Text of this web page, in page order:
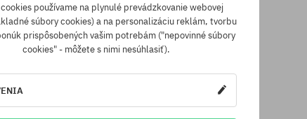
univerzálna veľkosť
používame na plynulé prevádzkovanie webovej
súbory cookies) a na personalizáciu reklám, tvorbu
prispôsobených vašim potrebám ("nepovinné súbory
cookies" - môžete s nimi nesúhlasiť).